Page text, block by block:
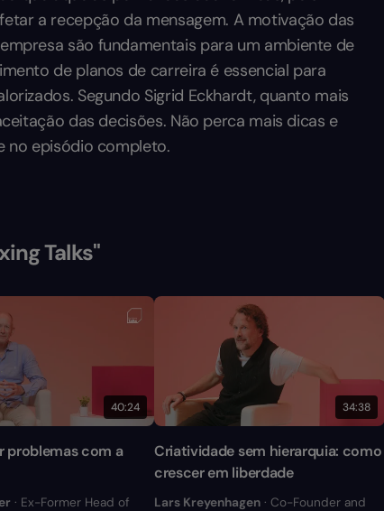
a recepção da mensagem. A motivação das
são fundamentais para um ambiente de
de planos de carreira é essencial para
Segundo Sigrid Eckhardt, quanto mais
das decisões. Não perca mais dicas e
no episódio completo.
Talks"
40:24
problemas com a
· Ex-Former Head of
34:38
Criatividade sem hierarquia: como
crescer em liberdade
Lars Kreyenhagen · Co-Founder and